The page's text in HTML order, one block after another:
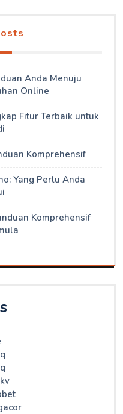
Anda Menuju
Online
Fitur Terbaik untuk
Komprehensif
Yang Perlu Anda
Komprehensif